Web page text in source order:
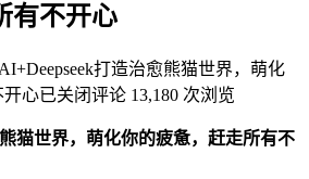
有不开心
AI+Deepseek打造治愈熊猫世界，萌化
开心已关闭评论 13,180 次浏览
猫世界，萌化你的疲惫，赶走所有不